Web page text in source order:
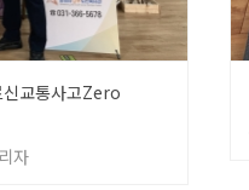
교통사고Zero
자